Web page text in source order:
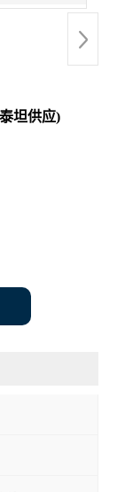
坦供应)